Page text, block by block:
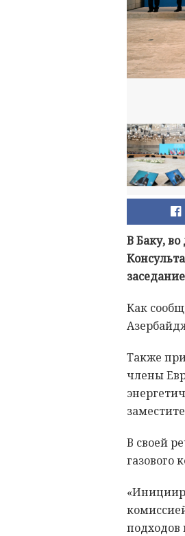
В Баку,
Как
Также
члены
В своей
газового
подходов